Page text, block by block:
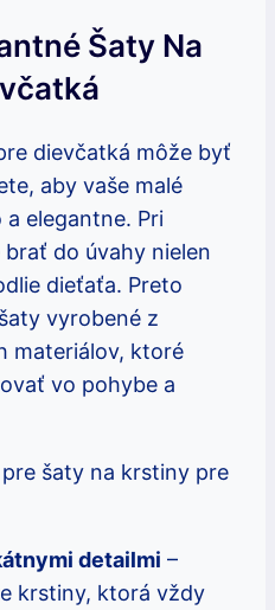
Šaty Na
dievčatká môže byť
aby vaše malé
elegantne. Pri
do úvahy nielen
dieťaťa. Preto
vyrobené z
materiálov, ktoré
vo pohybe a
šaty na krstiny pre
detailmi –
krstiny, ktorá vždy